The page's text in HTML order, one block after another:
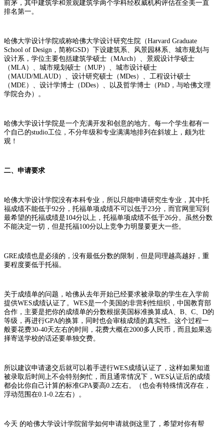
前茅，其中建筑学和景观建筑学两个学科经权威机构评估在全美一直
排名第一。
哈佛大学设计学院或称哈佛大学设计研究生院（Harvard Graduate
School of Design，简称GSD）下设建筑系、风景园林系、城市规划与
设计系，学位主要包括建筑学硕士（MArch）、景观设计学硕士
（MLA）、城市规划硕士（MUP）、城市设计硕士
（MAUD/MLAUD）、设计研究硕士（MDes）、工程设计硕士
（MDE）、设计学博士（DDes）、以及哲学博士（PhD，与哈佛文理
学院合办）。
哈佛大学设计学院是一个充满开发和创意的地方。每一个学生都有一
个自己的studio工位，不分年级和专业满满地排列在斜坡上，颇为壮
观！
二、申请要求
哈佛大学设计学院没有本科专业，所以只能申请研究生专业，其中托
福成绩不能低于92分，托福单项成绩不可以低于23分，而官网里写到
最希望的托福成绩是104分以上，托福单项成绩不低于26分。虽然分数
不能决定一切，但是托福100分以上竞争力明显要更大一些。
GRE成绩也是必须的，没有最低分数的限制，但是同理越高越好，重
要程度要低于托福。
关于成绩单的问题，哈佛从去年开始已经要求被录取的学生在入学前
提供WES成绩认证了。WES是一个美国的非营利性组织，中国教育部
合作，主要是把你的成绩单的分数根据美国标准换算成A、B、C、D的
等级，再进行GPA的换算，同时也会审核成绩的真实性。这个过程一
般要花费30-40天左右的时间，花费大概在2000多人民币，而且如果选
择寄送学校的话还要单独交费。
所以建议申请递交后就可以着手进行WES成绩认证了，这样如果知道
被录取后时间上不会特别匆忙，而且通常情况下，WES认证后的成绩
都会比你自己计算的标准GPA要高0.2左右。（也会有特殊情况存在，
浮动范围在0.1-0.2左右）。
今天 的哈佛大学设计学院留学如何申请就倒这里了，希望对你有帮